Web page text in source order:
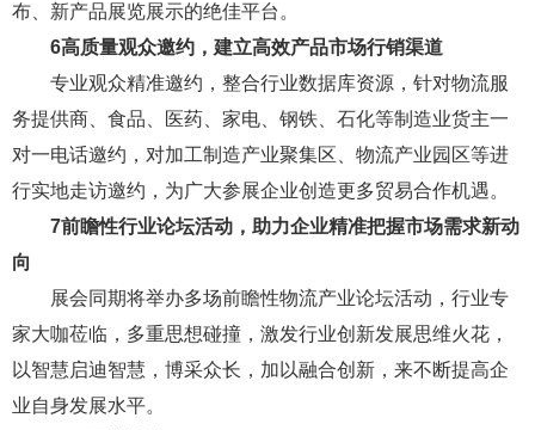
布、新产品展览展示的绝佳平台。
6高质量观众邀约，建立高效产品市场行销渠道
专业观众精准邀约，整合行业数据库资源，针对物流服
务提供商、食品、医药、家电、钢铁、石化等制造业货主一
对一电话邀约，对加工制造产业聚集区、物流产业园区等进
行实地走访邀约，为广大参展企业创造更多贸易合作机遇。
7前瞻性行业论坛活动，助力企业精准把握市场需求新动
向
展会同期将举办多场前瞻性物流产业论坛活动，行业专
家大咖莅临，多重思想碰撞，激发行业创新发展思维火花，
以智慧启迪智慧，博采众长，加以融合创新，来不断提高企
业自身发展水平。